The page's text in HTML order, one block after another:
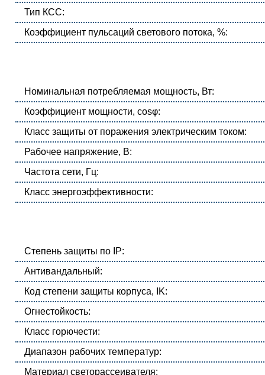
Тип КСС:
Коэффициент пульсаций светового потока, %:
Номинальная потребляемая мощность, Вт:
Коэффициент мощности, cosφ:
Класс защиты от поражения электрическим током:
Рабочее напряжение, В:
Частота сети, Гц:
Класс энергоэффективности:
Степень защиты по IP:
Антивандальный:
Код степени защиты корпуса, IK:
Огнестойкость:
Класс горючести:
Диапазон рабочих температур:
Материал светорассеивателя: